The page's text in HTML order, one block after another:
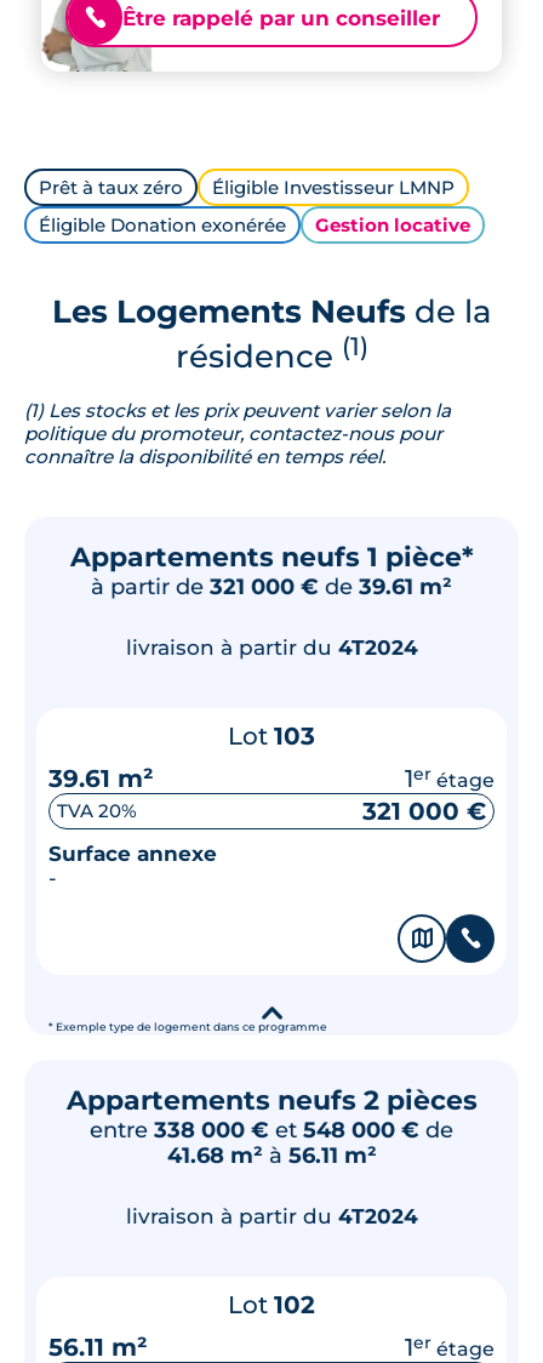
📞 Être rappelé par un conseiller
Prêt à taux zéro
Éligible Investisseur LMNP
Éligible Donation exonérée
Gestion locative
Les Logements Neufsde la
résidence (1)
(1) Les stocks et les prix peuvent varier selon la
politique du promoteur, contactez-nous pour
connaître la disponibilité en temps réel.
Appartements neufs 1 pièce*
à partir de 321 000 € de 39.61 m²
* Exemple type de logement dans ce programme
livraison à partir du 4T2024
Lot 103
39.61 m²
1er étage
TVA 20% 321 000 €
Surface annexe
-
🗞 📞
▾
Appartements neufs 2 pièces
entre 338 000 € et 548 000 € de
41.68 m² à 56.11 m²
livraison à partir du 4T2024
Lot 102
56.11 m²
1er étage